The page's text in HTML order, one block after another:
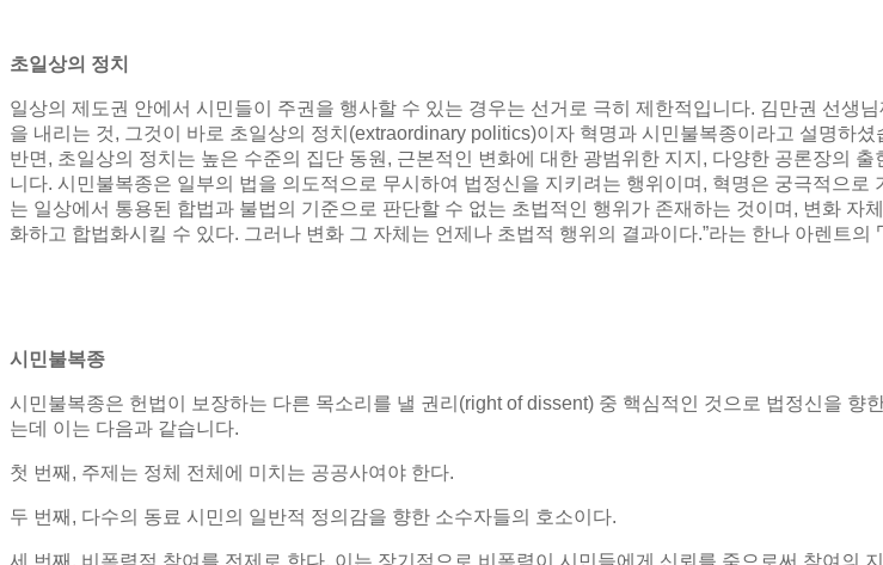
초일상의 정치
일상의 제도권 안에서 시민들이 주권을 행사할 수 있는 경우는 선거로 극히 제한적입니다. 김만권 선생
을 내리는 것, 그것이 바로 초일상의 정치 (extraordinary politics)이자 혁명과 시민불복종이라고 설명하셨
반면 , 초일상의 정치는 높은 수준의 집단 동원 , 근본적인 변화에 대한 광범위한 지지 , 다양한 공론장의 출
니다. 시민불복종은 일부의 법을 의도적으로 무시하여 법정신을 지키려는 행위이며 , 혁명은 궁극적으로
는 일상에서 통용된 합법과 불법의 기준으로 판단할 수 없는 초법적인 행위가 존재하는 것이며 , 변화 자
화하고 합법화시킬 수 있다. 그러나 변화 그 자체는 언제나 초법적 행위의 결과이다.”라는 한나 아렌트의 ⌜
시민불복종
시민불복종은 헌법이 보장하는 다른 목소리를 낼 권리 (right of dissent) 중 핵심적인 것으로 법정신을 향
는데 이는 다음과 같습니다.
첫 번째 , 주제는 정체 전체에 미치는 공공사여야 한다.
두 번째 , 다수의 동료 시민의 일반적 정의감을 향한 소수자들의 호소이다.
세 번째 , 비폭력적 참여를 전제로 한다. 이는 장기적으로 비폭력이 시민들에게 신뢰를 줌으로써 참여의